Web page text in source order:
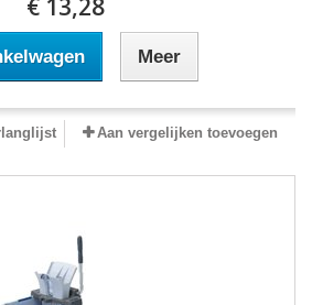
€ 13,28
Meer
Aan vergelijken toevoegen